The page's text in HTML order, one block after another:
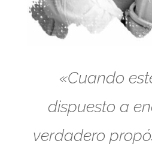
«Cuando
dispuesto a
verdadero